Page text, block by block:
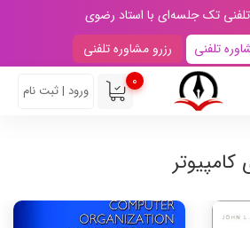
تلفنی تک جلسه‌ای با استاد رضوی
تلفنی
رزرو مشاوره تلفنی
0
ورود | ثبت نام